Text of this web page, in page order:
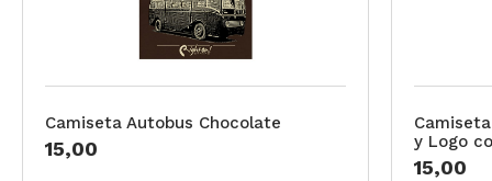
Camiseta Autobus Chocolate
15,00
y Logo
15,00